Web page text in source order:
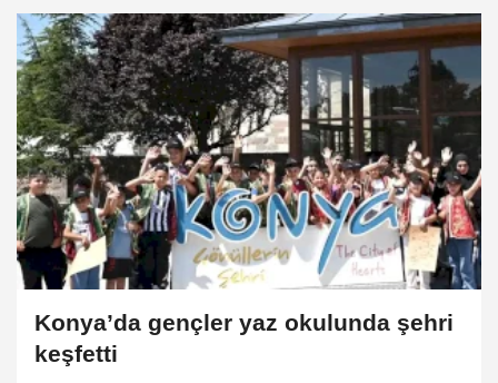
Konya’da gençler yaz okulunda şehri
keşfetti